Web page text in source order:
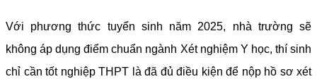
Với phương thức tuyển sinh năm 2025, nhà trường sẽ
không áp dụng điểm chuẩn ngành Xét nghiệm Y học, thí sinh
chỉ cần tốt nghiệp THPT là đã đủ điều kiện để nộp hồ sơ xét